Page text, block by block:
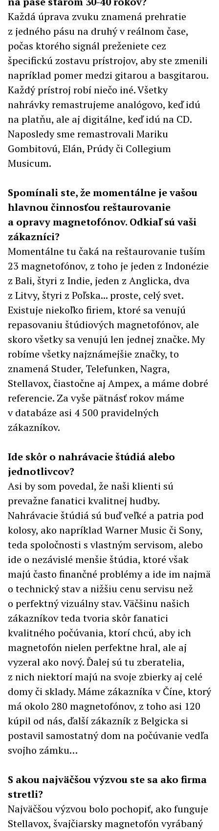
Každá úprava zvuku znamená prehratie
z jedného pásu na druhý v reálnom čase,
počas ktorého signál preženiete cez
špecifickú zostavu prístrojov, aby ste zmenili
napríklad pomer medzi gitarou a basgitarou.
Každý prístroj robí niečo iné. Všetky
nahrávky remastrujeme analógovo, keď idú
na platňu, ale aj digitálne, keď idú na CD.
Naposledy sme remastrovali Mariku
Gombitovú, Elán, Prúdy či Collegium
Musicum.
Spomínali ste, že momentálne je vašou
hlavnou činnosťou reštaurovanie
a opravy magnetofónov. Odkiaľ sú vaši
zákazníci?
Momentálne tu čaká na reštaurovanie tuším
23 magnetofónov, z toho je jeden z Indonézie
z Bali, štyri z Indie, jeden z Anglicka, dva
z Litvy, štyri z Poľska... proste, celý svet.
Existuje niekoľko firiem, ktoré sa venujú
repasovaniu štúdiových magnetofónov, ale
skoro všetky sa venujú len jednej značke. My
robíme všetky najznámejšie značky, to
znamená Studer, Telefunken, Nagra,
Stellavox, čiastočne aj Ampex, a máme dobré
referencie. Za vyše pätnásť rokov máme
v databáze asi 4 500 pravidelných
zákazníkov.
Ide skôr o nahrávacie štúdiá alebo
jednotlivcov?
Asi by som povedal, že naši klienti sú
prevažne fanatici kvalitnej hudby.
Nahrávacie štúdiá sú buď veľké a patria pod
kolosy, ako napríklad Warner Music či Sony,
teda spoločnosti s vlastným servisom, alebo
ide o nezávislé menšie štúdia, ktoré však
majú často finančné problémy a ide im najmä
o technický stav a nižšiu cenu servisu než
o perfektný vizuálny stav. Väčšinu našich
zákazníkov teda tvoria skôr fanatici
kvalitného počúvania, ktorí chcú, aby ich
magnetofón nielen perfektne hral, ale aj
vyzeral ako nový. Ďalej sú tu zberatelia,
z nich niektorí majú na svoje zbierky aj celé
domy či sklady. Máme zákazníka v Číne, ktorý
má okolo 280 magnetofónov, z toho asi 120
kúpil od nás, ďalší zákazník z Belgicka si
postavil samostatný dom na počúvanie vedľa
svojho zámku…
S akou najväčšou výzvou ste sa ako firma
stretli?
Najväčšou výzvou bolo pochopiť, ako funguje
Stellavox, švajčiarsky magnetofón vyrábaný